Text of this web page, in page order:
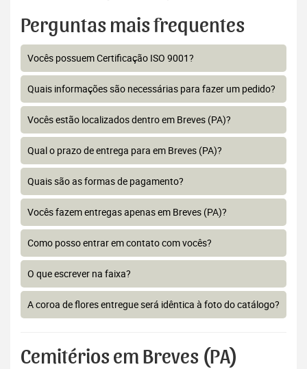
Perguntas mais frequentes
Vocês possuem Certificação ISO 9001?
Quais informações são necessárias para fazer um pedido?
Vocês estão localizados dentro em Breves (PA)?
Qual o prazo de entrega para em Breves (PA)?
Quais são as formas de pagamento?
Vocês fazem entregas apenas em Breves (PA)?
Como posso entrar em contato com vocês?
O que escrever na faixa?
A coroa de flores entregue será idêntica à foto do catálogo?
Cemitérios em Breves (PA)